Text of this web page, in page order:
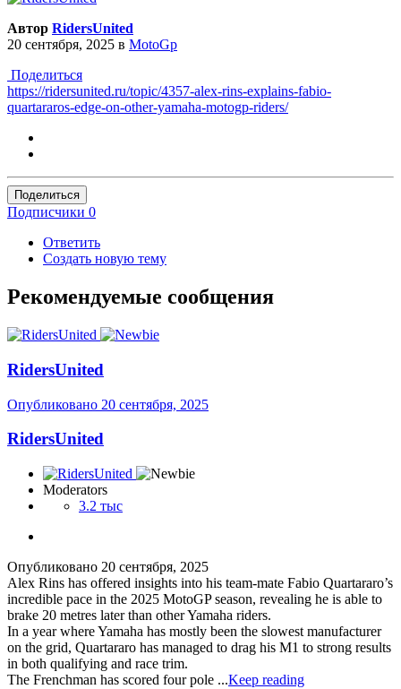
Автор RidersUnited
20 сентября, 2025 в MotoGp
Поделиться
https://ridersunited.ru/topic/4357-alex-rins-explains-fabio-
quartararos-edge-on-other-yamaha-motogp-riders/
Поделиться
Подписчики 0
Ответить
Создать новую тему
Рекомендуемые сообщения
RidersUnited
Опубликовано 20 сентября, 2025
RidersUnited
Moderators
3.2 тыс
Опубликовано 20 сентября, 2025
Alex Rins has offered insights into his team-mate Fabio Quartararo’s
incredible pace in the 2025 MotoGP season, revealing he is able to
brake 20 metres later than other Yamaha riders.
In a year where Yamaha has mostly been the slowest manufacturer
on the grid, Quartararo has managed to drag his M1 to strong results
in both qualifying and race trim.
The Frenchman has scored four pole ...Keep reading